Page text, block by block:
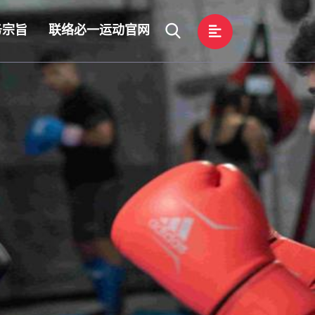
旨 联络必一运动官网